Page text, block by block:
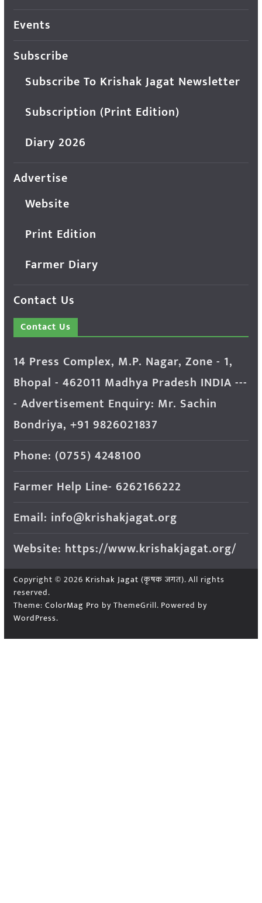
Events
Subscribe
Subscribe To Krishak Jagat Newsletter
Subscription (Print Edition)
Diary 2026
Advertise
Website
Print Edition
Farmer Diary
Contact Us
Contact Us
14 Press Complex, M.P. Nagar, Zone - 1,
Bhopal - 462011 Madhya Pradesh INDIA ---
- Advertisement Enquiry: Mr. Sachin
Bondriya, +91 9826021837
Phone: (0755) 4248100
Farmer Help Line- 6262166222
Email: info@krishakjagat.org
Website: https://www.krishakjagat.org/
Copyright © 2026 Krishak Jagat (कृषक जगत). All rights
reserved.
Theme: ColorMag Pro by ThemeGrill. Powered by
WordPress.